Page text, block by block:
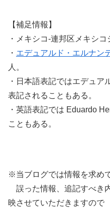
【補足情報】
・メキシコ-連邦区メキシコ
・ エデュアルド・エルナン
人。
・日本語表記ではエデュア
表記されることもある。
・英語表記では Eduardo
こともある。
※当ブログでは情報を求め
誤った情報、追記すべき
映させていただきますので